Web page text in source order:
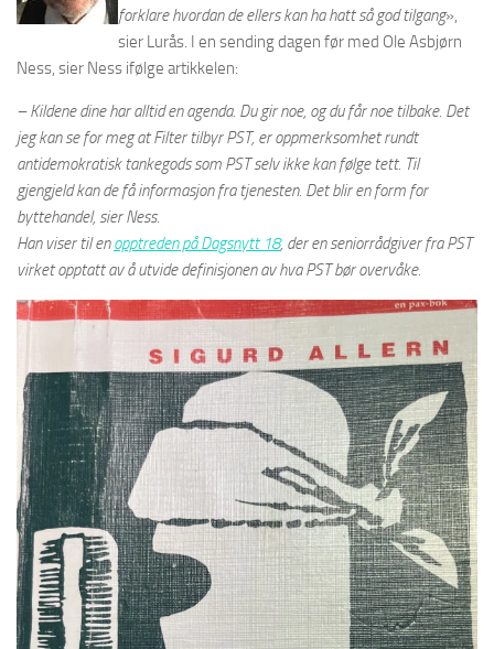
forklare hvordan de ellers kan ha hatt så god tilgang»,
sier Lurås. I en sending dagen før med Ole Asbjørn
Ness, sier Ness ifølge artikkelen:
– Kildene dine har alltid en agenda. Du gir noe, og du får noe tilbake. Det
jeg kan se for meg at Filter tilbyr PST, er oppmerksomhet rundt
antidemokratisk tankegods som PST selv ikke kan følge tett. Til
gjengjeld kan de få informasjon fra tjenesten. Det blir en form for
byttehandel, sier Ness.
Han viser til enopptreden på Dagsnytt 18, der en seniorrådgiver fra PST
virket opptatt av å utvide definisjonen av hva PST bør overvåke.